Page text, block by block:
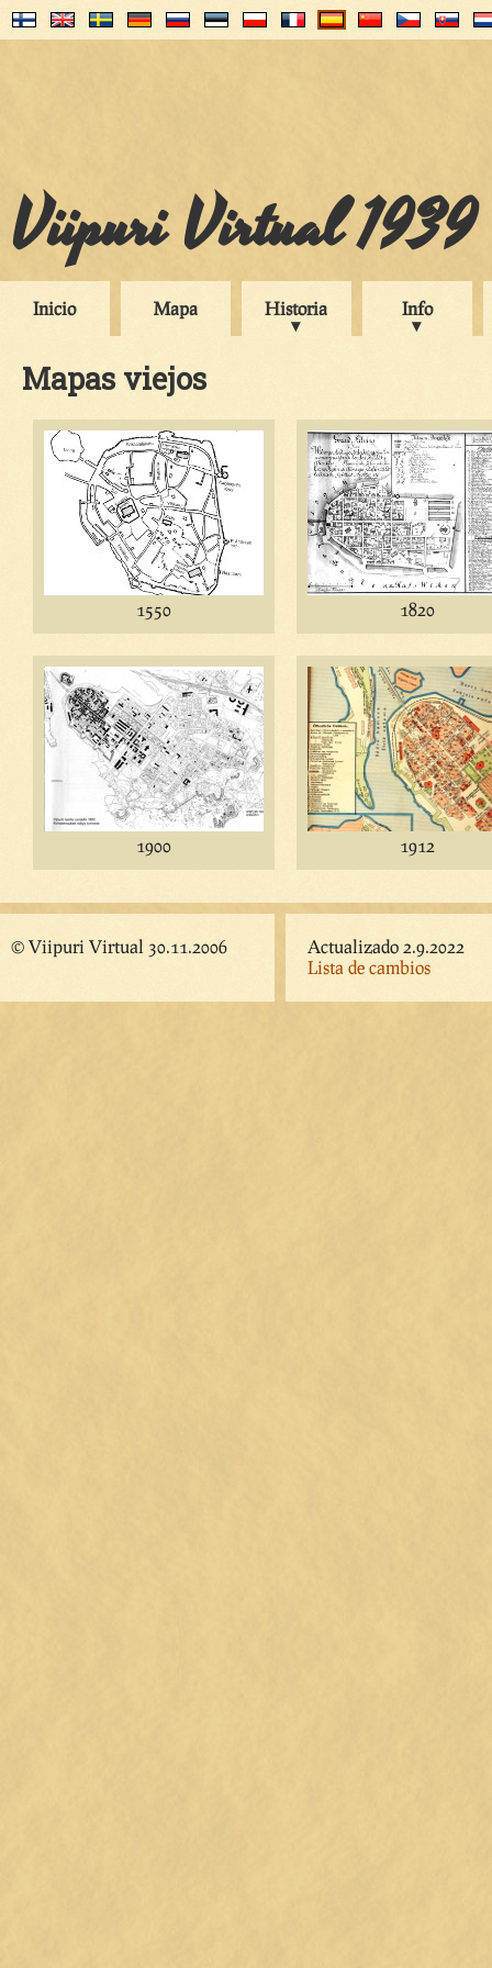
Viipuri Virtual 1939
Inicio Mapa Historia Info
Mapas viejos
1550 1820
1900 1912
© Viipuri Virtual 30.11.2006
Actualizado 2.9.2022
Lista de cambios